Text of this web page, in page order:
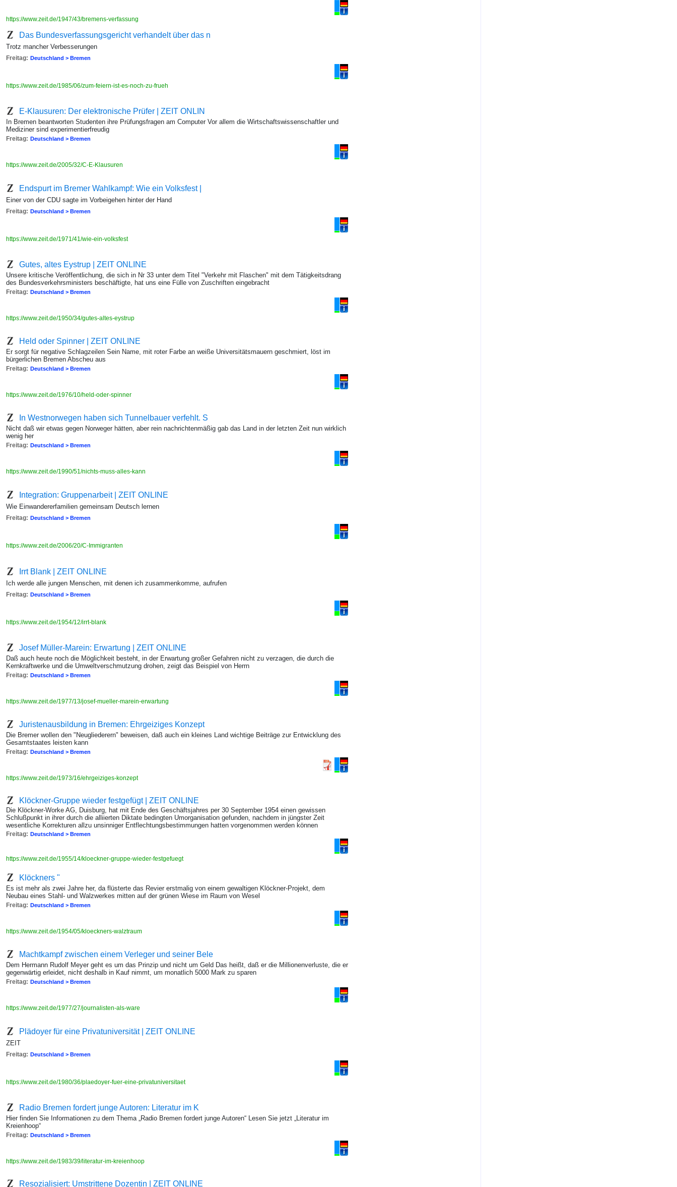
https://www.zeit.de/1947/43/bremens-verfassung
Das Bundesverfassungsgericht verhandelt über das n
Trotz mancher Verbesserungen
Freitag: Deutschland > Bremen
https://www.zeit.de/1985/06/zum-feiern-ist-es-noch-zu-frueh
E-Klausuren: Der elektronische Prüfer | ZEIT ONLIN
In Bremen beantworten Studenten ihre Prüfungsfragen am Computer Vor allem die Wirtschaftswissenschaftler und
Mediziner sind experimentierfreudig
Freitag: Deutschland > Bremen
https://www.zeit.de/2005/32/C-E-Klausuren
Endspurt im Bremer Wahlkampf: Wie ein Volksfest |
Einer von der CDU sagte im Vorbeigehen hinter der Hand
Freitag: Deutschland > Bremen
https://www.zeit.de/1971/41/wie-ein-volksfest
Gutes, altes Eystrup | ZEIT ONLINE
Unsere kritische Veröffentlichung, die sich in Nr 33 unter dem Titel "Verkehr mit Flaschen" mit dem Tätigkeitsdrang
des Bundesverkehrsministers beschäftigte, hat uns eine Fülle von Zuschriften eingebracht
Freitag: Deutschland > Bremen
https://www.zeit.de/1950/34/gutes-altes-eystrup
Held oder Spinner | ZEIT ONLINE
Er sorgt für negative Schlagzeilen Sein Name, mit roter Farbe an weiße Universitätsmauern geschmiert, löst im
bürgerlichen Bremen Abscheu aus
Freitag: Deutschland > Bremen
https://www.zeit.de/1976/10/held-oder-spinner
In Westnorwegen haben sich Tunnelbauer verfehlt. S
Nicht daß wir etwas gegen Norweger hätten, aber rein nachrichtenmäßig gab das Land in der letzten Zeit nun wirklich
wenig her
Freitag: Deutschland > Bremen
https://www.zeit.de/1990/51/nichts-muss-alles-kann
Integration: Gruppenarbeit | ZEIT ONLINE
Wie Einwandererfamilien gemeinsam Deutsch lernen
Freitag: Deutschland > Bremen
https://www.zeit.de/2006/20/C-Immigranten
Irrt Blank | ZEIT ONLINE
Ich werde alle jungen Menschen, mit denen ich zusammenkomme, aufrufen
Freitag: Deutschland > Bremen
https://www.zeit.de/1954/12/irrt-blank
Josef Müller-Marein: Erwartung | ZEIT ONLINE
Daß auch heute noch die Möglichkeit besteht, in der Erwartung großer Gefahren nicht zu verzagen, die durch die
Kernkraftwerke und die Umweltverschmutzung drohen, zeigt das Beispiel von Herrn
Freitag: Deutschland > Bremen
https://www.zeit.de/1977/13/josef-mueller-marein-erwartung
Juristenausbildung in Bremen: Ehrgeiziges Konzept
Die Bremer wollen den "Neugliederern" beweisen, daß auch ein kleines Land wichtige Beiträge zur Entwicklung des
Gesamtstaates leisten kann
Freitag: Deutschland > Bremen
https://www.zeit.de/1973/16/ehrgeiziges-konzept
Klöckner-Gruppe wieder festgefügt | ZEIT ONLINE
Die Klöckner-Worke AG, Duisburg, hat mit Ende des Geschäftsjahres per 30 September 1954 einen gewissen
Schlußpunkt in ihrer durch die alliierten Diktate bedingten Umorganisation gefunden, nachdem in jüngster Zeit
wesentliche Korrekturen allzu unsinniger Entflechtungsbestimmungen hatten vorgenommen werden können
Freitag: Deutschland > Bremen
https://www.zeit.de/1955/14/kloeckner-gruppe-wieder-festgefuegt
Klöckners "
Es ist mehr als zwei Jahre her, da flüsterte das Revier erstmalig von einem gewaltigen Klöckner-Projekt, dem
Neubau eines Stahl- und Walzwerkes mitten auf der grünen Wiese im Raum von Wesel
Freitag: Deutschland > Bremen
https://www.zeit.de/1954/05/kloeckners-walztraum
Machtkampf zwischen einem Verleger und seiner Bele
Dem Hermann Rudolf Meyer geht es um das Prinzip und nicht um Geld Das heißt, daß er die Millionenverluste, die er
gegenwärtig erleidet, nicht deshalb in Kauf nimmt, um monatlich 5000 Mark zu sparen
Freitag: Deutschland > Bremen
https://www.zeit.de/1977/27/journalisten-als-ware
Plädoyer für eine Privatuniversität | ZEIT ONLINE
ZEIT
Freitag: Deutschland > Bremen
https://www.zeit.de/1980/36/plaedoyer-fuer-eine-privatuniversitaet
Radio Bremen fordert junge Autoren: Literatur im K
Hier finden Sie Informationen zu dem Thema „Radio Bremen fordert junge Autoren“ Lesen Sie jetzt „Literatur im
Kreienhoop“
Freitag: Deutschland > Bremen
https://www.zeit.de/1983/39/literatur-im-kreienhoop
Resozialisiert: Umstrittene Dozentin | ZEIT ONLINE